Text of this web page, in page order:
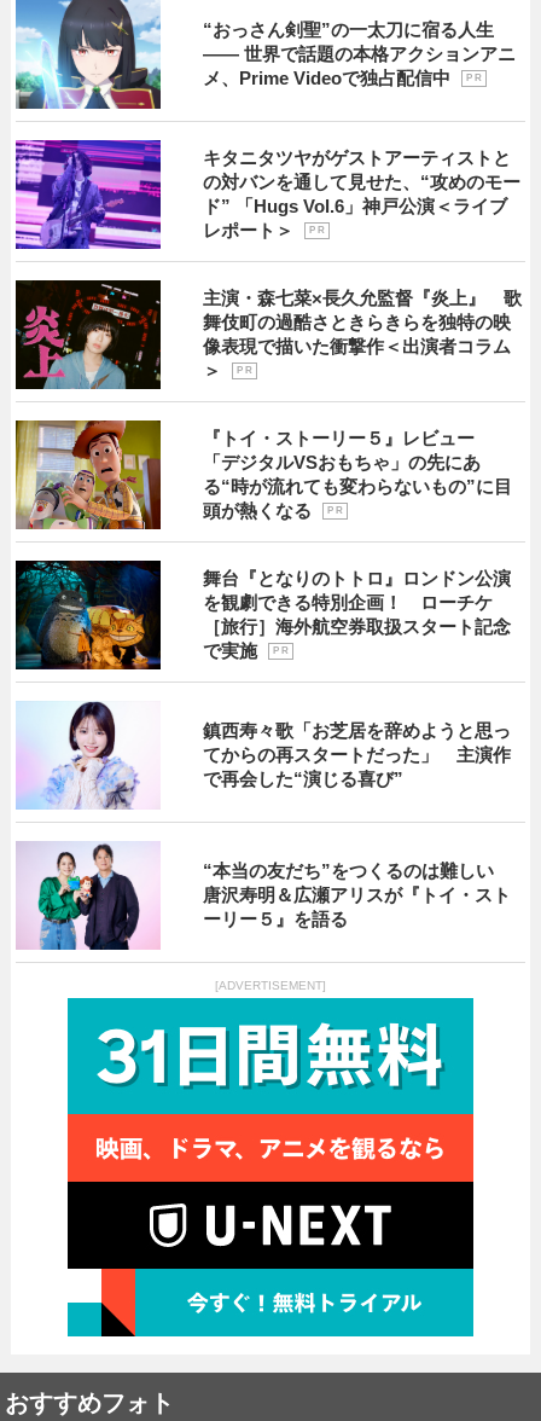
“おっさん剣聖”の一太刀に宿る人生
―― 世界で話題の本格アクションアニ
メ、Prime Videoで独占配信中
P R
キタニタツヤがゲストアーティストと
の対バンを通して見せた、“攻めのモー
ド” 「Hugs Vol.6」神戸公演＜ライブ
レポート＞
P R
主演・森七菜×長久允監督『炎上』 歌
舞伎町の過酷さときらきらを独特の映
像表現で描いた衝撃作＜出演者コラム
＞
P R
『トイ・ストーリー５』レビュー
「デジタルVSおもちゃ」の先にあ
る“時が流れても変わらないもの”に目
頭が熱くなる
P R
舞台『となりのトトロ』ロンドン公演
を観劇できる特別企画！ ローチケ
［旅行］海外航空券取扱スタート記念
で実施
P R
鎮西寿々歌「お芝居を辞めようと思っ
てからの再スタートだった」 主演作
で再会した“演じる喜び”
“本当の友だち”をつくるのは難しい
唐沢寿明＆広瀬アリスが『トイ・スト
ーリー５』を語る
[ADVERTISEMENT]
おすすめフォト